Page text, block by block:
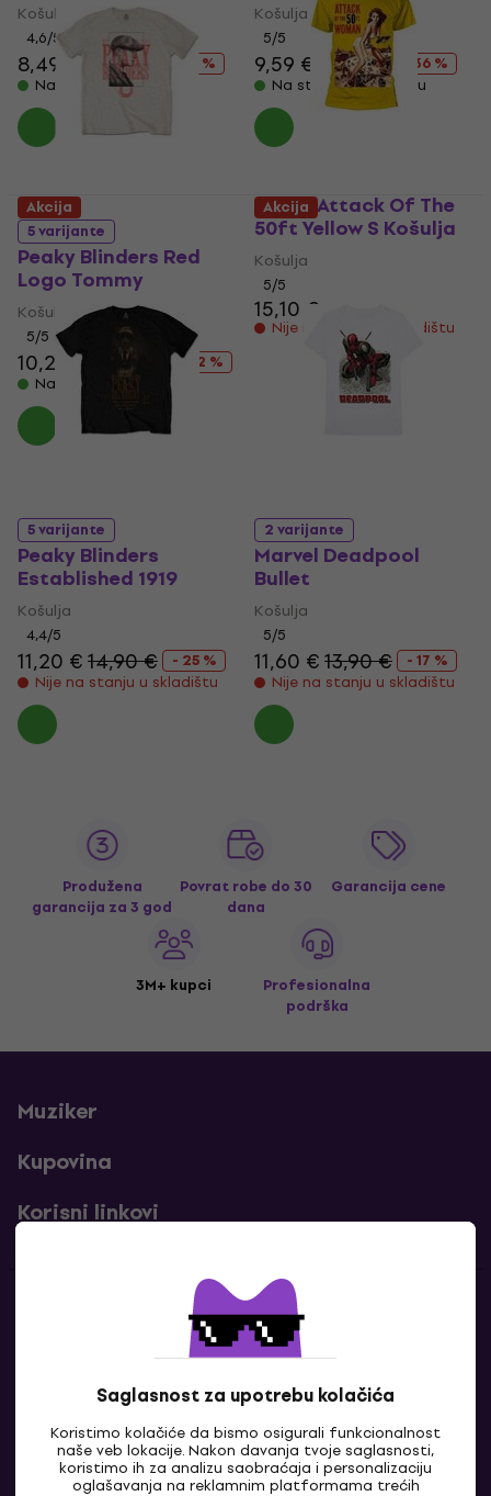
Saglasnost za upotrebu kolačića
Koristimo kolačiće da bismo osigurali funkcionalnost
naše veb lokacije. Nakon davanja tvoje saglasnosti,
koristimo ih za analizu saobraćaja i personalizaciju
oglašavanja na reklamnim platformama trećih
Košulja
4,6/5
8,49 € 14,90 €
- 43 %
Na stanju u skladištu
Košulja
5/5
9,59 € 14,90 €
- 36 %
Na stanju u skladištu
5 varijante
Peaky Blinders Red
Logo Tommy
Košulja
5/5
10,20 € 14,90 €
- 32 %
Na stanju u skladištu
Plan 9 Attack Of The
50ft Yellow S Košulja
Košulja
5/5
15,10 €
Nije na stanju u skladištu
Akcija
5 varijante
Peaky Blinders
Established 1919
Košulja
4,4/5
11,20 €14,90 €
- 25 %
Nije na stanju u skladištu
Akcija
2 varijante
Marvel Deadpool
Bullet
Košulja
5/5
11,60 €13,90 €
- 17 %
Nije na stanju u skladištu
Produžena
garancija za 3 god
Povrat robe do 30
dana
Garancija cene
3M+ kupci
Profesionalna
podrška
Muziker
Kupovina
Korisni linkovi
Kontakti
Kontaktiraj nas